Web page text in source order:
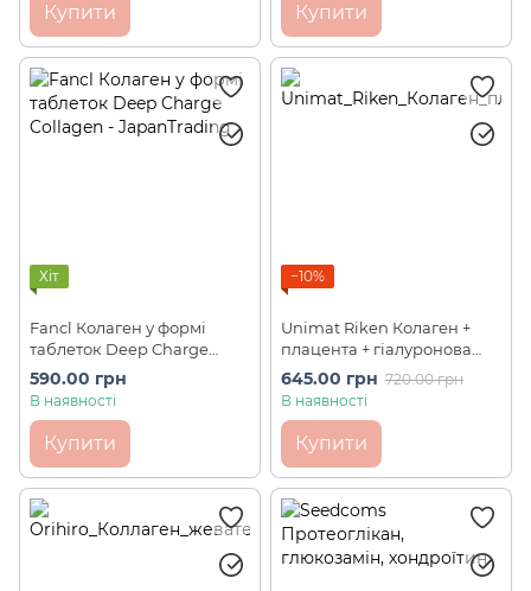
Купити Купити
Хіт
Fancl Колаген у формі
таблеток Deep Charge
Collagen 120 шт на 20 днів
590.00 грн
В наявності
Купити
−10%
Unimat Riken Колаген +
плацента + гіалуронова
кислота зі смаком персика
150 шт на 75 днів
645.00 грн 720.00 грн
В наявності
Купити